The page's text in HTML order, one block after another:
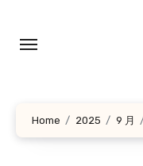
Home 2025 9 月